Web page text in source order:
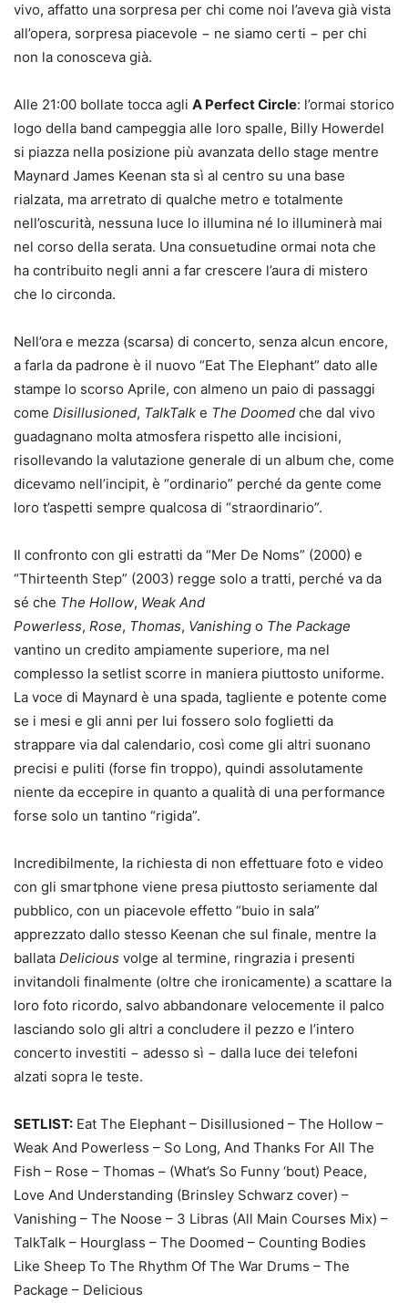
vivo, affatto una sorpresa per chi come noi l’aveva già vista
all’opera, sorpresa piacevole − ne siamo certi − per chi
non la conosceva già.
Alle 21:00 bollate tocca agli A Perfect Circle: l’ormai storico
logo della band campeggia alle loro spalle, Billy Howerdel
si piazza nella posizione più avanzata dello stage mentre
Maynard James Keenan sta sì al centro su una base
rialzata, ma arretrato di qualche metro e totalmente
nell’oscurità, nessuna luce lo illumina né lo illuminerà mai
nel corso della serata. Una consuetudine ormai nota che
ha contribuito negli anni a far crescere l’aura di mistero
che lo circonda.
Nell’ora e mezza (scarsa) di concerto, senza alcun encore,
a farla da padrone è il nuovo “Eat The Elephant” dato alle
stampe lo scorso Aprile, con almeno un paio di passaggi
come Disillusioned, TalkTalk e The Doomed che dal vivo
guadagnano molta atmosfera rispetto alle incisioni,
risollevando la valutazione generale di un album che, come
dicevamo nell’incipit, è “ordinario” perché da gente come
loro t’aspetti sempre qualcosa di “straordinario”.
Il confronto con gli estratti da “Mer De Noms” (2000) e
“Thirteenth Step” (2003) regge solo a tratti, perché va da
sé che The Hollow, Weak And
Powerless, Rose, Thomas, Vanishing o The Package
vantino un credito ampiamente superiore, ma nel
complesso la setlist scorre in maniera piuttosto uniforme.
La voce di Maynard è una spada, tagliente e potente come
se i mesi e gli anni per lui fossero solo foglietti da
strappare via dal calendario, così come gli altri suonano
precisi e puliti (forse fin troppo), quindi assolutamente
niente da eccepire in quanto a qualità di una performance
forse solo un tantino “rigida”.
Incredibilmente, la richiesta di non effettuare foto e video
con gli smartphone viene presa piuttosto seriamente dal
pubblico, con un piacevole effetto “buio in sala”
apprezzato dallo stesso Keenan che sul finale, mentre la
ballata Delicious volge al termine, ringrazia i presenti
invitandoli finalmente (oltre che ironicamente) a scattare la
loro foto ricordo, salvo abbandonare velocemente il palco
lasciando solo gli altri a concludere il pezzo e l’intero
concerto investiti − adesso sì − dalla luce dei telefoni
alzati sopra le teste.
SETLIST: Eat The Elephant – Disillusioned – The Hollow –
Weak And Powerless – So Long, And Thanks For All The
Fish – Rose – Thomas – (What’s So Funny ‘bout) Peace,
Love And Understanding (Brinsley Schwarz cover) –
Vanishing – The Noose – 3 Libras (All Main Courses Mix) –
TalkTalk – Hourglass – The Doomed – Counting Bodies
Like Sheep To The Rhythm Of The War Drums – The
Package – Delicious